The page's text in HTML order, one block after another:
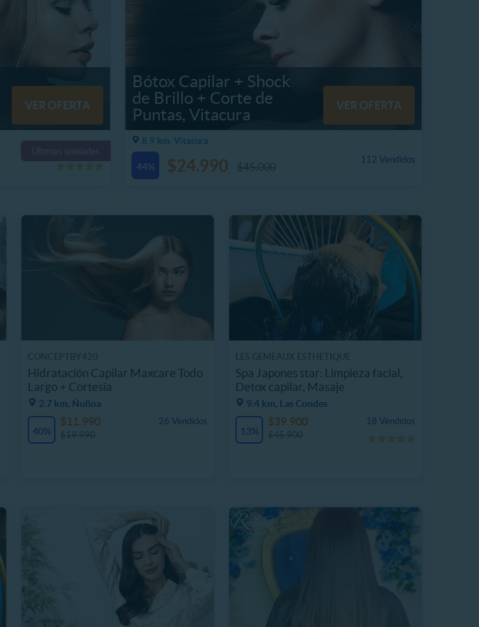
VER OFERTA
Últimas unidades
Bótox Capilar + Shock
de Brillo + Corte de
Puntas, Vitacura
VER OFERTA
8.9 km, Vitacura
44%
112 Vendidos
$24.990
Hidratación Capilar Maxcare Todo
Largo + Cortesía
2.7 km, Ñuñoa
40%
26 Vendidos
$11.990
Spa Japones star: Limpieza facial,
Detox capilar, Masaje
9.4 km, Las Condes
13%
18 Vendidos
$39.900